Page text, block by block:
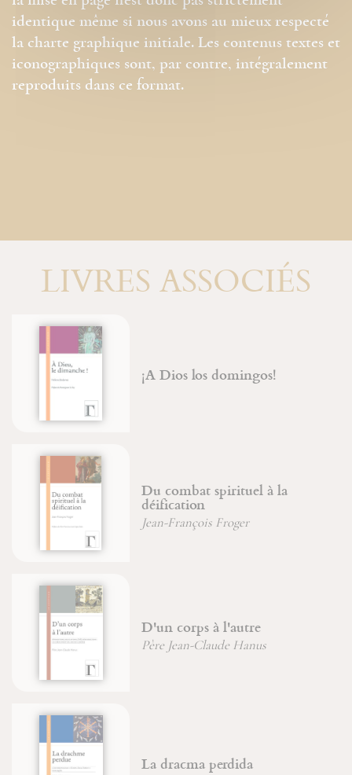
identique même si nous avons au mieux respecté
la charte graphique initiale. Les contenus textes et
iconographiques sont, par contre, intégralement
reproduits dans ce format.
LIVRES ASSOCIÉS
¡A Dios los domingos!
Du combat spirituel à la
déification
Jean-François Froger
D'un corps à l'autre
Père Jean-Claude Hanus
La dracma perdida